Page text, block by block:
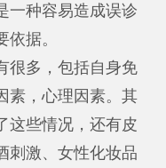
一种容易造成误诊
据。
多，包括自身免
素，心理因素。其
这些情况，还有皮
刺激、女性化妆品